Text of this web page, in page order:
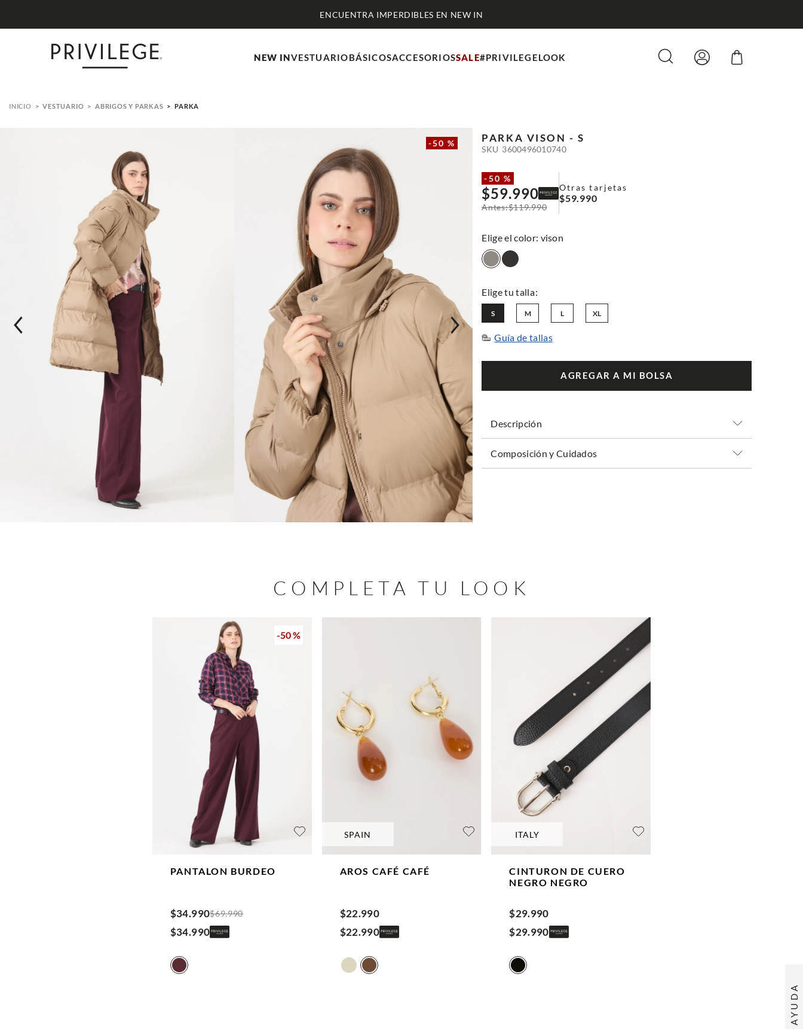
AYUDA
ENCUENTRA IMPERDIBLES EN NEW IN
NEW INVESTUARIOBÁSICOSACCESORIOSSALE#PRIVILEGELOOK
VESTUARIO ABRIGOS Y PARKAS PARKA
-50 % PARKA VISON - S
SKU 3600496010740
-50 %
$59.990
$119.990
Otras tarjetas
$59.990
: vison
L
M
S XL
Guía de tallas
AGREGAR A MI BOLSA
Descripción
Composición y Cuidados
COMPLETA TU LOOK
-50 %
PANTALON BURDEO
$34.990$69.990
$34.990
SPAIN
AROS CAFÉ CAFÉ
$22.990
$22.990
ITALY
CINTURON DE CUERO
NEGRO NEGRO
$29.990
$29.990